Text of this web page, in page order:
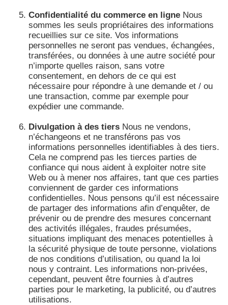
Confidentialité du commerce en ligne Nous
sommes les seuls propriétaires des informations
recueillies sur ce site. Vos informations
personnelles ne seront pas vendues, échangées,
transférées, ou données à une autre société pour
n’importe quelles raison, sans votre
consentement, en dehors de ce qui est
nécessaire pour répondre à une demande et / ou
une transaction, comme par exemple pour
expédier une commande.
Divulgation à des tiers Nous ne vendons,
n’échangeons et ne transférons pas vos
informations personnelles identifiables à des tiers.
Cela ne comprend pas les tierces parties de
confiance qui nous aident à exploiter notre site
Web ou à mener nos affaires, tant que ces parties
conviennent de garder ces informations
confidentielles. Nous pensons qu’il est nécessaire
de partager des informations afin d’enquêter, de
prévenir ou de prendre des mesures concernant
des activités illégales, fraudes présumées,
situations impliquant des menaces potentielles à
la sécurité physique de toute personne, violations
de nos conditions d’utilisation, ou quand la loi
nous y contraint. Les informations non-privées,
cependant, peuvent être fournies à d’autres
parties pour le marketing, la publicité, ou d’autres
utilisations.